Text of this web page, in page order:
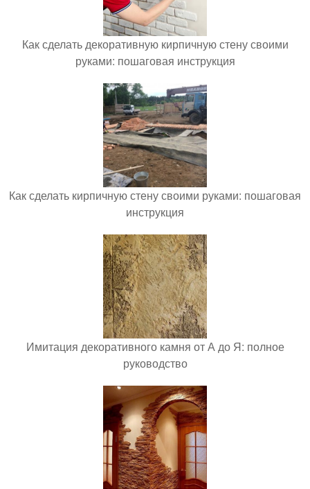
Как сделать декоративную кирпичную стену своими
руками: пошаговая инструкция
Как сделать кирпичную стену своими руками: пошаговая
инструкция
Имитация декоративного камня от А до Я: полное
руководство